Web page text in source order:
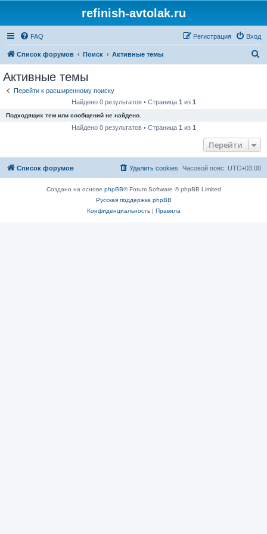
refinish-avtolak.ru
FAQ Вход
Регистрация
Список форумов Поиск Активные темы
Активные темы
Перейти к расширенному поиску
Найдено 0 результатов • Страница 1 из 1
Подходящих тем или сообщений не найдено.
Найдено 0 результатов • Страница 1 из 1
Перейти
Список форумов Часовой пояс: UTC+03:00
Удалить cookies
Создано на основе phpBB® Forum Software © phpBB Limited
Русская поддержка phpBB
Конфиденциальность| Правила